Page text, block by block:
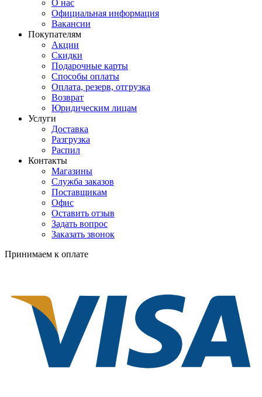
О нас
Официальная информация
Вакансии
Покупателям
Акции
Скидки
Подарочные карты
Способы оплаты
Оплата, резерв, отгрузка
Возврат
Юридическим лицам
Услуги
Доставка
Разгрузка
Распил
Контакты
Магазины
Служба заказов
Поставщикам
Офис
Оставить отзыв
Задать вопрос
Заказать звонок
Принимаем к оплате